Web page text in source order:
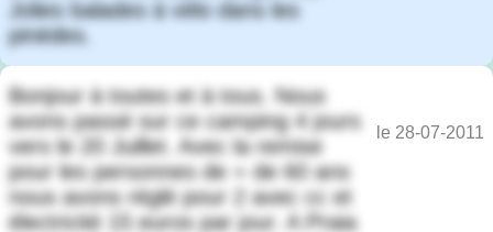
Jolies balades à vélo dans les
pinèdes.
Bonjour à toutes et à tous. Nous
avons passé sur ce camping 4 jours
vers le 20 Juillet. Avec la remise
pour les personnes de + de 60 ans
nous avons réglé pour 2 avec cc et
électricité 15 euros par jour. A Praia
le 28-07-2011